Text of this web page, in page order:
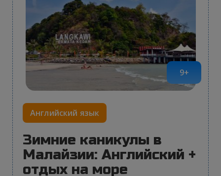
9+
Английский язык
Зимние каникулы в
Малайзии: Английский +
отдых на море